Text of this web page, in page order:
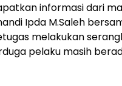
informasi dari
Ipda M.Saleh
melakukan
pelaku masih